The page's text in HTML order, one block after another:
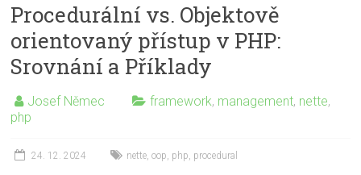
Procedurální vs. Objektově
orientovaný přístup v PHP:
Srovnání a Příklady
Josef Němec framework, management, nette,
php
24. 12. 2024 nette,oop, php, procedural